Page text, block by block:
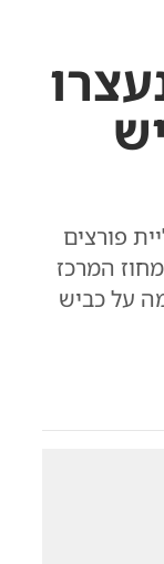
פורצים
המרכז
על כביש